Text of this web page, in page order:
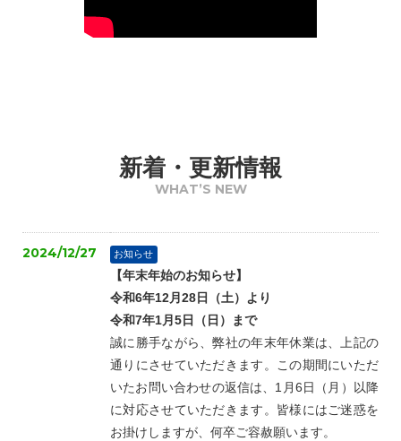
新着・更新情報
WHAT’S NEW
2024/12/27 お知らせ
【年末年始のお知らせ】
令和6年12月28日（土）より
令和7年1月5日（日）まで
誠に勝手ながら、弊社の年末年休業は、上記の
通りにさせていただきます。この期間にいただ
いたお問い合わせの返信は、1月6日（月）以降
に対応させていただきます。皆様にはご迷惑を
お掛けしますが、何卒ご容赦願います。